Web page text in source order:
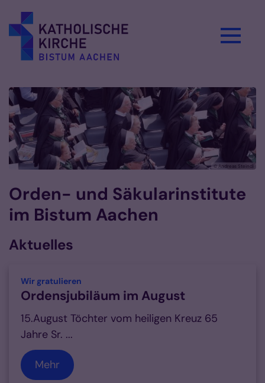
© Andreas Steindl
Orden- und Säkularinstitute
im Bistum Aachen
Aktuelles
Wir gratulieren
Ordensjubiläum im August
15.August Töchter vom heiligen Kreuz 65
Jahre Sr. ...
Mehr